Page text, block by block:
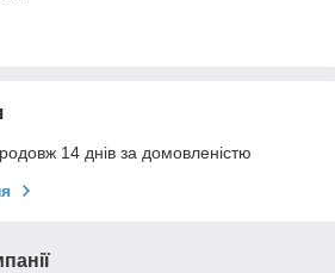
14 днів за домовленістю